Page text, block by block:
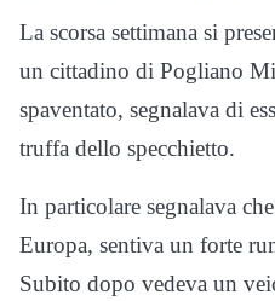
La scorsa settimana si
un cittadino di Pogliano
spaventato, segnalava di
truffa dello specchietto.
In particolare segnalava
Europa, sentiva un forte
Subito dopo vedeva un